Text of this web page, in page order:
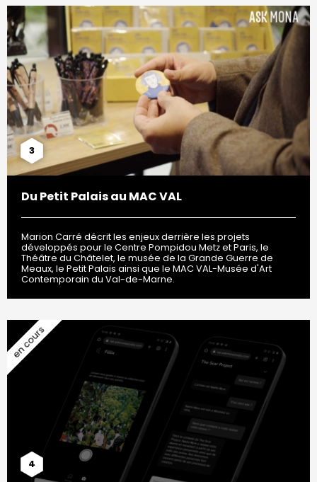
3
Du Petit Palais au MAC VAL
Marion Carré décrit les enjeux derrière les projets
développés pour le Centre Pompidou Metz et Paris, le
Théâtre du Châtelet, le musée de la Grande Guerre de
Meaux, le Petit Palais ainsi que le MAC VAL-Musée d'Art
Contemporain du Val-de-Marne.
4